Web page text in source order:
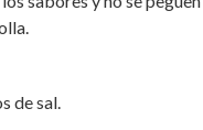
de sal.